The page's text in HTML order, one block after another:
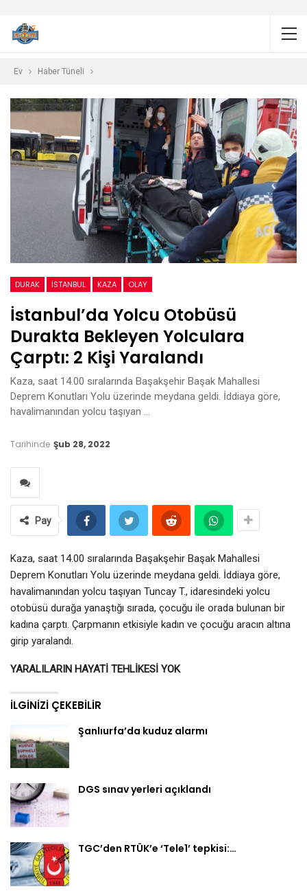
Ev Haber Tüneli
DURAK ISTANBUL KAZA OLAY
İstanbul’da Yolcu Otobüsü
Durakta Bekleyen Yolculara
Çarptı: 2 Kişi Yaralandı
Kaza, saat 14.00 sıralarında Başakşehir Başak Mahallesi
Deprem Konutları Yolu üzerinde meydana geldi. İddiaya göre,
havalimanından yolcu taşıyan …
Tarihinde Şub 28, 2022
Pay
Kaza, saat 14.00 sıralarında Başakşehir Başak Mahallesi
Deprem Konutları Yolu üzerinde meydana geldi. İddiaya göre,
havalimanından yolcu taşıyan Tuncay T., idaresindeki yolcu
otobüsü durağa yanaştığı sırada, çocuğu ile orada bulunan bir
kadına çarptı. Çarpmanın etkisiyle kadın ve çocuğu aracın altına
girip yaralandı.
YARALILARIN HAYATİ TEHLİKESİ YOK
İLGINIZI ÇEKEBILIR
Şanlıurfa’da kuduz alarmı
DGS sınav yerleri açıklandı
TGC’den RTÜK’e ‘Tele1’ tepkisi:…